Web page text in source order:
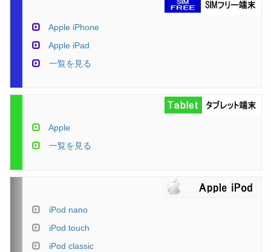
Apple iPhone
Apple iPad
一覧を見る
Apple
一覧を見る
iPod nano
iPod touch
iPod classic